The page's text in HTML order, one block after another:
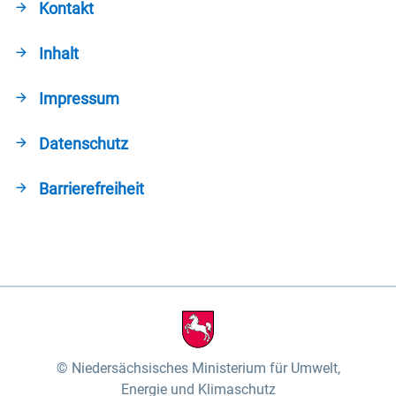
Kontakt
Inhalt
Impressum
Datenschutz
Barrierefreiheit
Niedersächsisches Ministerium für Umwelt,
Energie und Klimaschutz